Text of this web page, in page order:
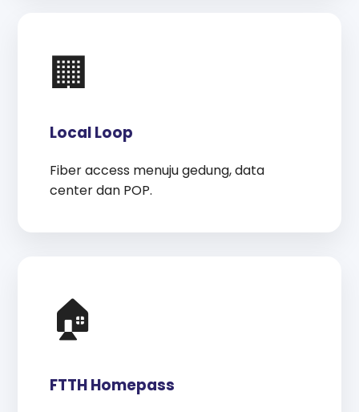
🏢
Local Loop
Fiber access menuju gedung, data
center dan POP.
🏠
FTTH Homepass